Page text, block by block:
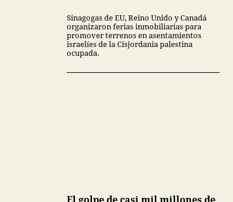
Sinagogas de EU, Reino Unido y Canadá
organizaron ferias inmobiliarias para
promover terrenos en asentamientos
israelíes de la Cisjordania palestina
ocupada.